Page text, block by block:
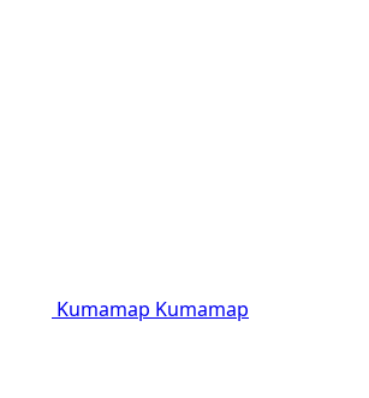
Kumamap Kumamap